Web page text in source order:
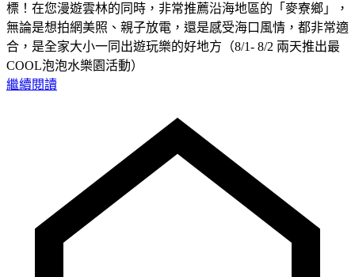
標！在您漫遊雲林的同時，非常推薦沿海地區的「麥寮鄉」，
無論是想拍網美照、親子放電，還是感受海口風情，都非常適
合，是全家大小一同出遊玩樂的好地方（8/1- 8/2 兩天推出最
COOL泡泡水樂園活動）
繼續閱讀